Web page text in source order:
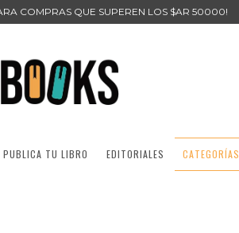
COMPRAS QUE SUPEREN LOS $AR 50000!
PUBLICA TU LIBRO EDITORIALES CATEGORÍAS